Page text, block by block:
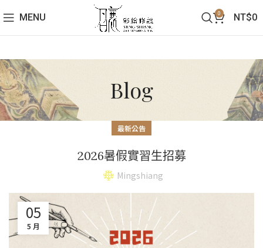
MENU 0 NT$0
Blog
最新公告
2026暑假實習生招募
Mingshiang
05
5 月